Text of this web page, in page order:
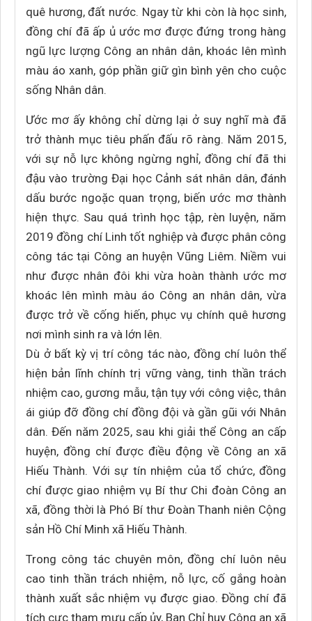
quê hương, đất nước. Ngay từ khi còn là học sinh,
đồng chí đã ấp ủ ước mơ được đứng trong hàng
ngũ lực lượng Công an nhân dân, khoác lên mình
màu áo xanh, góp phần giữ gìn bình yên cho cuộc
sống Nhân dân.
Ước mơ ấy không chỉ dừng lại ở suy nghĩ mà đã
trở thành mục tiêu phấn đấu rõ ràng. Năm 2015,
với sự nỗ lực không ngừng nghỉ, đồng chí đã thi
đậu vào trường Đại học Cảnh sát nhân dân, đánh
dấu bước ngoặc quan trọng, biến ước mơ thành
hiện thực. Sau quá trình học tập, rèn luyện, năm
2019 đồng chí Linh tốt nghiệp và được phân công
công tác tại Công an huyện Vũng Liêm. Niềm vui
như được nhân đôi khi vừa hoàn thành ước mơ
khoác lên mình màu áo Công an nhân dân, vừa
được trở về cống hiến, phục vụ chính quê hương
nơi mình sinh ra và lớn lên.
Dù ở bất kỳ vị trí công tác nào, đồng chí luôn thể
hiện bản lĩnh chính trị vững vàng, tinh thần trách
nhiệm cao, gương mẫu, tận tụy với công việc, thân
ái giúp đỡ đồng chí đồng đội và gần gũi với Nhân
dân. Đến năm 2025, sau khi giải thể Công an cấp
huyện, đồng chí được điều động về Công an xã
Hiếu Thành. Với sự tín nhiệm của tổ chức, đồng
chí được giao nhiệm vụ Bí thư Chi đoàn Công an
xã, đồng thời là Phó Bí thư Đoàn Thanh niên Cộng
sản Hồ Chí Minh xã Hiếu Thành.
Trong công tác chuyên môn, đồng chí luôn nêu
cao tinh thần trách nhiệm, nỗ lực, cố gắng hoàn
thành xuất sắc nhiệm vụ được giao. Đồng chí đã
tích cực tham mưu cấp ủy, Ban Chỉ huy Công an xã